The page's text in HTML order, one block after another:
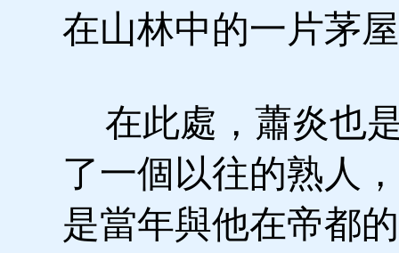
在山林中的一片茅
在此處，蕭炎也
了一個以往的熟人
是當年與他在帝都